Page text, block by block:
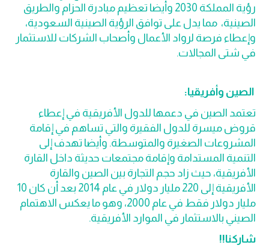
رؤية المملكة 2030 وأيضا تعظيم مبادرة الحزام والطريق
الصينية، مما يدل على توافق الرؤية الصينية السعودية،
وإعطاء فرصة لرواد الأعمال وأصحاب الشركات للاستثمار
في شتى المجالات.
الصين وأفريقيا:
تعتمد الصين في دعمها للدول الأفريقية في إعطاء
قروض ميسرة للدول الفقيرة والتي تساهم في إقامة
المشروعات الصغيرة والمتوسطة. وأيضا تهدف إلى
التنمية المستدامة وإقامة مجتمعات حديثة داخل القارة
الأفريقية، حيث زاد حجم التجارة بين الصين والقارة
الأفريقية إلى 220 مليار دولار في عام 2014 بعد أن كان 10
مليار دولار فقط في عام 2000، وهو ما يعكس الاهتمام
الصيني بالاستثمار في الموارد الأفريقية.
شاركنا!!